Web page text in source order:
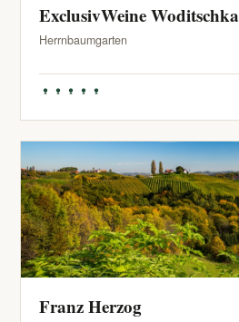
ExclusivWeine Woditschka
Herrnbaumgarten
Franz Herzog